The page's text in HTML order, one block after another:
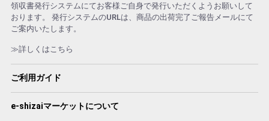
領収書発行システムにてお客様ご自身で発行いただくようお願いして
おります。 発行システムのURLは、商品の出荷完了ご報告メールにて
ご案内いたします。
≫詳しくはこちら
ご利用ガイド
e-shizaiマーケットについて